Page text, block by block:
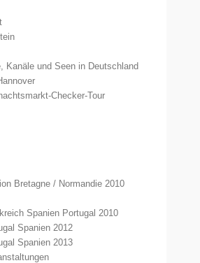
Kanäle und Seen in Deutschland
Checker-Tour
Bretagne / Normandie 2010
Spanien Portugal 2010
Spanien 2012
Spanien 2013